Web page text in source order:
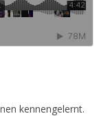
kennengelernt.